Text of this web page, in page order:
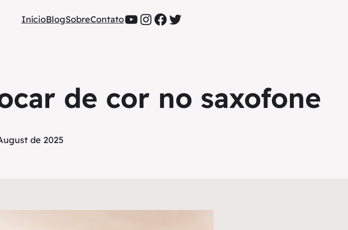
InícioBlogSobreContatoYouTube
Instagram
Facebook
Twitter
de cor no saxofone
de 2025